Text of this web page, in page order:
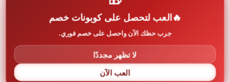
الوصف
مراجعات (0)
العب لتحصل على كوبونات خصم
جرب حظك الآن واحصل على خصم فوري.
لا تظهر مجددًا
العب الآن